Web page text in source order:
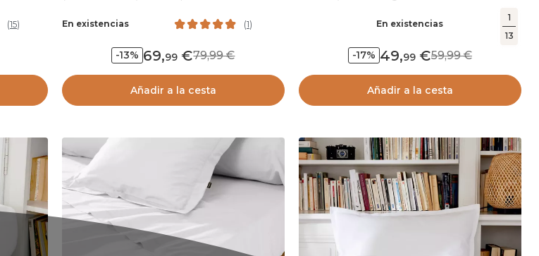
1
13
(15) En existencias (1)
-13% 69,99 79,99
Añadir a la cesta
En existencias
-17% 49,99 59,99
Añadir a la cesta